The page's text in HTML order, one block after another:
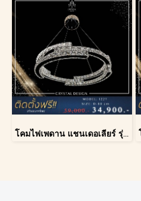
โคมไฟเพดาน แชนเดอเลียร์ รุ่น 1227